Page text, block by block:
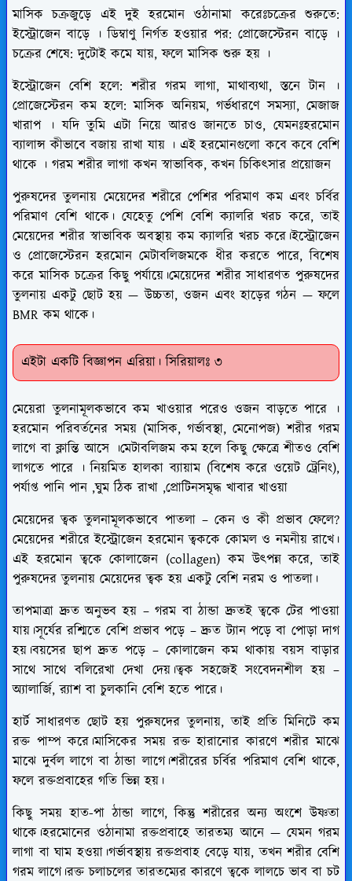
মাসিক চক্রজুড়ে এই দুই হরমোন ওঠানামা করেঃচক্রের শুরুতে:
ইস্ট্রোজেন বাড়ে । ডিম্বাণু নির্গত হওয়ার পর: প্রোজেস্টেরন বাড়ে ।
চক্রের শেষে: দুটোই কমে যায়, ফলে মাসিক শুরু হয় ।
ইস্ট্রোজেন বেশি হলে: শরীর গরম লাগা, মাথাব্যথা, স্তনে টান ।
প্রোজেস্টেরন কম হলে: মাসিক অনিয়ম, গর্ভধারণে সমস্যা, মেজাজ
খারাপ । যদি তুমি এটা নিয়ে আরও জানতে চাও, যেমনঃহরমোন
ব্যালান্স কীভাবে বজায় রাখা যায় । এই হরমোনগুলো কবে কবে বেশি
থাকে । গরম শরীর লাগা কখন স্বাভাবিক, কখন চিকিৎসার প্রয়োজন
পুরুষদের তুলনায় মেয়েদের শরীরে পেশির পরিমাণ কম এবং চর্বির
পরিমাণ বেশি থাকে। যেহেতু পেশি বেশি ক্যালরি খরচ করে, তাই
মেয়েদের শরীর স্বাভাবিক অবস্থায় কম ক্যালরি খরচ করে।ইস্ট্রোজেন
ও প্রোজেস্টেরন হরমোন মেটাবলিজমকে ধীর করতে পারে, বিশেষ
করে মাসিক চক্রের কিছু পর্যায়ে।মেয়েদের শরীর সাধারণত পুরুষদের
তুলনায় একটু ছোট হয় — উচ্চতা, ওজন এবং হাড়ের গঠন — ফলে
BMR কম থাকে।
এইটা একটি বিজ্ঞাপন এরিয়া। সিরিয়ালঃ ৩
মেয়েরা তুলনামূলকভাবে কম খাওয়ার পরেও ওজন বাড়তে পারে ।
হরমোন পরিবর্তনের সময় (মাসিক, গর্ভাবস্থা, মেনোপজ) শরীর গরম
লাগে বা ক্লান্তি আসে ।মেটাবলিজম কম হলে কিছু ক্ষেত্রে শীতও বেশি
লাগতে পারে । নিয়মিত হালকা ব্যায়াম (বিশেষ করে ওয়েট ট্রেনিং),
পর্যাপ্ত পানি পান ,ঘুম ঠিক রাখা ,প্রোটিনসমৃদ্ধ খাবার খাওয়া
মেয়েদের ত্বক তুলনামূলকভাবে পাতলা – কেন ও কী প্রভাব ফেলে?
মেয়েদের শরীরে ইস্ট্রোজেন হরমোন ত্বককে কোমল ও নমনীয় রাখে।
এই হরমোন ত্বকে কোলাজেন (collagen) কম উৎপন্ন করে, তাই
পুরুষদের তুলনায় মেয়েদের ত্বক হয় একটু বেশি নরম ও পাতলা।
তাপমাত্রা দ্রুত অনুভব হয় – গরম বা ঠান্ডা দ্রুতই ত্বকে টের পাওয়া
যায়।সূর্যের রশ্মিতে বেশি প্রভাব পড়ে – দ্রুত ট্যান পড়ে বা পোড়া দাগ
হয়।বয়সের ছাপ দ্রুত পড়ে – কোলাজেন কম থাকায় বয়স বাড়ার
সাথে সাথে বলিরেখা দেখা দেয়।ত্বক সহজেই সংবেদনশীল হয় –
অ্যালার্জি, র‍্যাশ বা চুলকানি বেশি হতে পারে।
হার্ট সাধারণত ছোট হয় পুরুষদের তুলনায়, তাই প্রতি মিনিটে কম
রক্ত পাম্প করে।মাসিকের সময় রক্ত হারানোর কারণে শরীর মাঝে
মাঝে দুর্বল লাগে বা ঠান্ডা লাগে।শরীরের চর্বির পরিমাণ বেশি থাকে,
ফলে রক্তপ্রবাহের গতি ভিন্ন হয়।
কিছু সময় হাত-পা ঠান্ডা লাগে, কিন্তু শরীরের অন্য অংশে উষ্ণতা
থাকে।হরমোনের ওঠানামা রক্তপ্রবাহে তারতম্য আনে — যেমন গরম
লাগা বা ঘাম হওয়া।গর্ভাবস্থায় রক্তপ্রবাহ বেড়ে যায়, তখন শরীর বেশি
গরম লাগে।রক্ত চলাচলের তারতম্যের কারণে ত্বকে লালচে ভাব বা চট